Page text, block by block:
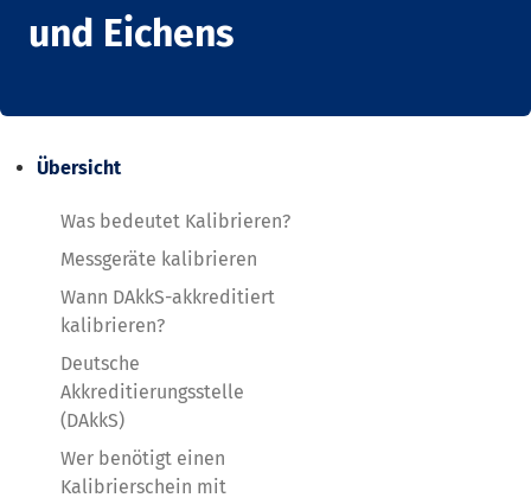
und Eichens
Übersicht
Was bedeutet Kalibrieren?
Messgeräte kalibrieren
Wann DAkkS-akkreditiert
kalibrieren?
Deutsche
Akkreditierungsstelle
(DAkkS)
Wer benötigt einen
Kalibrierschein mit